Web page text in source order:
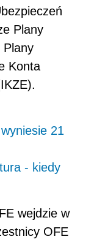
Plany
Plany
Konta
21
- kiedy
wejdzie w
OFE